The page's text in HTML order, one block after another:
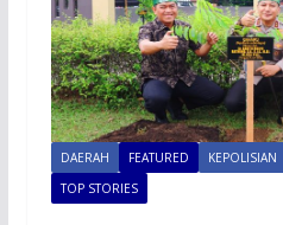
DAERAH FEATURED KEPOLISIAN
TOP STORIES